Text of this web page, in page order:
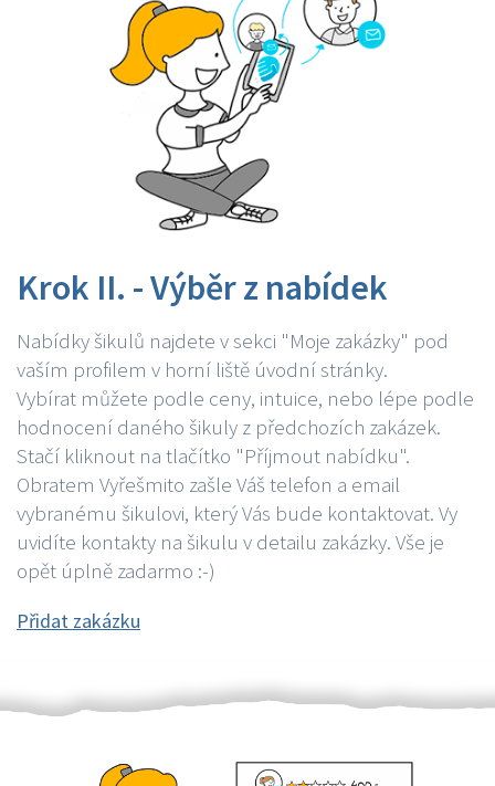
Krok II. - Výběr z nabídek
Nabídky šikulů najdete v sekci "Moje zakázky" pod
vaším profilem v horní liště úvodní stránky.
Vybírat můžete podle ceny, intuice, nebo lépe podle
hodnocení daného šikuly z předchozích zakázek.
Stačí kliknout na tlačítko "Příjmout nabídku".
Obratem Vyřešmito zašle Váš telefon a email
vybranému šikulovi, který Vás bude kontaktovat. Vy
uvidíte kontakty na šikulu v detailu zakázky. Vše je
opět úplně zadarmo :-)
Přidat zakázku